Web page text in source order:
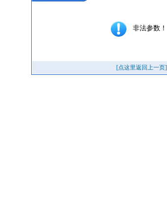
非法参数！
[点这里返回上一页]